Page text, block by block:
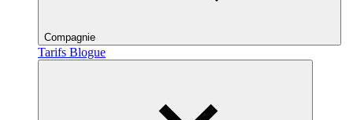
Compagnie
Tarifs Blogue